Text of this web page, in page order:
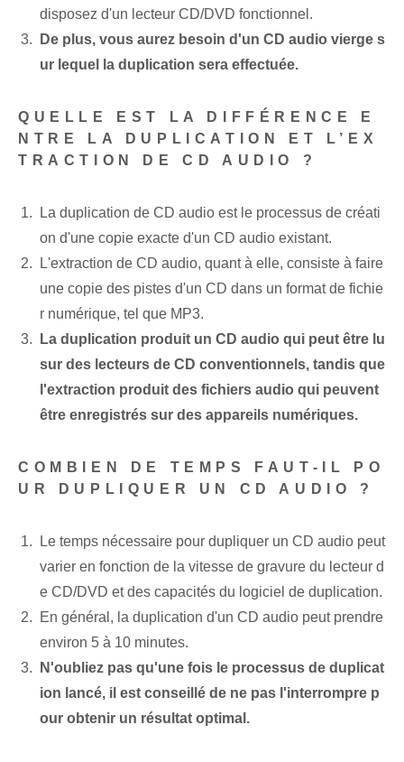
disposez d'un lecteur CD/DVD fonctionnel.
De plus, vous aurez besoin d'un CD audio vierge s
ur lequel la duplication sera effectuée.
QUELLE EST LA DIFFÉRENCE E
NTRE LA DUPLICATION ET L’EX
TRACTION DE CD AUDIO ?
La duplication de CD audio est le processus de créati
on d'une copie exacte d'un CD audio existant.
L'extraction de CD audio, quant à elle, consiste à faire
une copie des pistes d'un CD dans un format de fichie
r numérique, tel que MP3.
La duplication produit ⁤un CD audio qui peut être lu
sur des lecteurs de CD conventionnels⁢, tandis que
l'extraction produit des fichiers audio⁢ qui peuvent
être enregistrés ‌sur des appareils numériques⁤.
COMBIEN DE TEMPS FAUT-IL PO
UR DUPLIQUER UN CD AUDIO ?
Le temps nécessaire pour ⁤dupliquer un CD audio peut
varier en fonction de la vitesse de gravure⁢ du lecteur d
e CD/DVD et des capacités du logiciel de duplication.
En général, la duplication d'un CD audio peut prendre
environ 5 à 10 minutes⁤.
N'oubliez pas qu'une fois le processus de duplicat
ion lancé, il est conseillé de ne pas l'interrompre p
our obtenir un résultat optimal.